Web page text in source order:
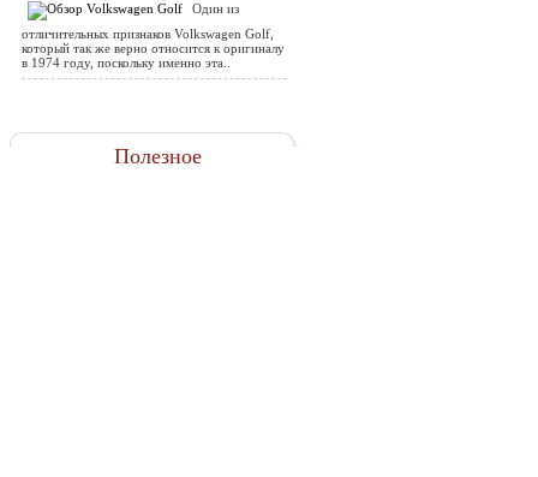
Один из
отличительных признаков Volkswagen Golf,
который так же верно относится к оригиналу
в 1974 году, поскольку именно эта..
Полезное